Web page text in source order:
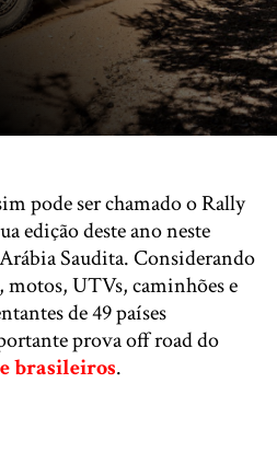
pode ser chamado o Rally
edição deste ano neste
Saudita. Considerando
motos, UTVs, caminhões e
de 49 países
prova off road do
brasileiros.